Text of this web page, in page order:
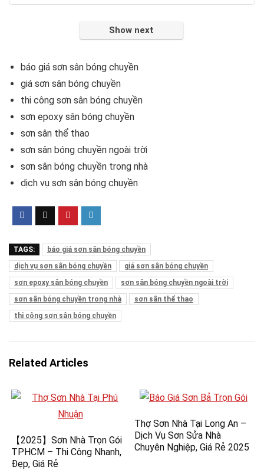
Show next
báo giá sơn sân bóng chuyền
giá sơn sân bóng chuyền
thi công sơn sân bóng chuyền
sơn epoxy sân bóng chuyền
sơn sân thể thao
sơn sân bóng chuyền ngoài trời
sơn sân bóng chuyền trong nhà
dịch vụ sơn sân bóng chuyền
TAGS:
báo giá sơn sân bóng chuyền
dịch vụ sơn sân bóng chuyền
giá sơn sân bóng chuyền
sơn epoxy sân bóng chuyền
sơn sân bóng chuyền ngoài trời
sơn sân bóng chuyền trong nhà
sơn sân thể thao
thi công sơn sân bóng chuyền
Related Articles
【2025】Sơn Nhà Trọn Gói
TPHCM – Thi Công Nhanh,
Đẹp, Giá Rẻ
Thợ Sơn Nhà Tại Long An –
Dịch Vụ Sơn Sửa Nhà
Chuyên Nghiệp, Giá Rẻ 2025